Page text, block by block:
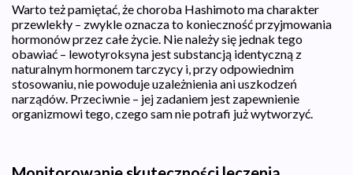
Warto też pamiętać, że choroba Hashimoto ma charakter
przewlekły – zwykle oznacza to konieczność przyjmowania
hormonów przez całe życie. Nie należy się jednak tego
obawiać – lewotyroksyna jest substancją identyczną z
naturalnym hormonem tarczycy i, przy odpowiednim
stosowaniu, nie powoduje uzależnienia ani uszkodzeń
narządów. Przeciwnie – jej zadaniem jest zapewnienie
organizmowi tego, czego sam nie potrafi już wytworzyć.